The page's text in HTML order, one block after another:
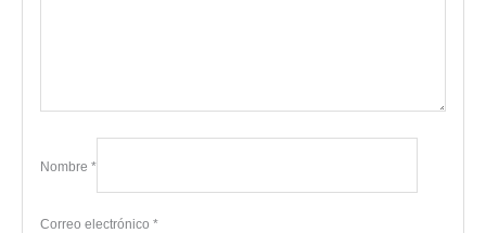
Nombre *
Correo electrónico *